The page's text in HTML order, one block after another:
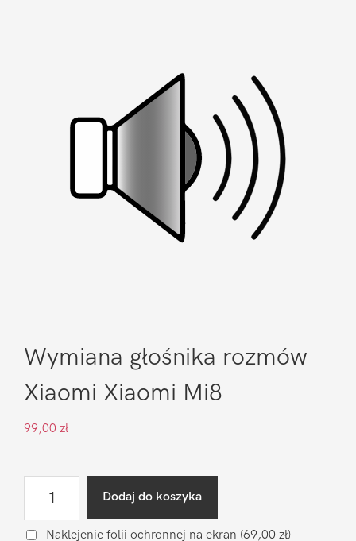
Wymiana głośnika rozmów
Xiaomi Xiaomi Mi8
99,00 zł
głośnika
Dodaj do koszyka
Naklejenie folii ochronnej na ekran (69,00 zł)